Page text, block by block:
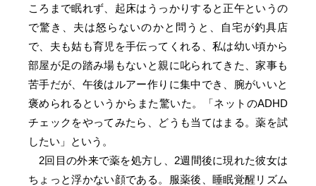
ころまで眠れず、起床はうっかりすると正午というの
で驚き、夫は怒らないのかと問うと、自宅が釣具店
で、夫も姑も育児を手伝ってくれる、私は幼い頃から
部屋が足の踏み場もないと親に叱られてきた、家事も
苦手だが、午後はルアー作りに集中でき、腕がいいと
褒められるというからまた驚いた。「ネットのADHD
チェックをやってみたら、どうも当てはまる。薬を試
したい」という。
2回目の外来で薬を処方し、2週間後に現れた彼女は
ちょっと浮かない顔である。服薬後、睡眠覚醒リズム